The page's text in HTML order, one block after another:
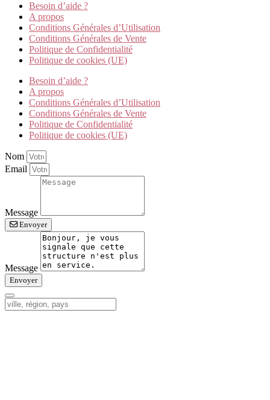
Besoin d’aide ?
A propos
Conditions Générales d’Utilisation
Conditions Générales de Vente
Politique de Confidentialité
Politique de cookies (UE)
Besoin d’aide ?
A propos
Conditions Générales d’Utilisation
Conditions Générales de Vente
Politique de Confidentialité
Politique de cookies (UE)
Nom
Email
Message
Envoyer
Message
Envoyer